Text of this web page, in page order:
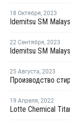
18 Октября, 2023
Idemitsu SM
22 Сентября, 2023
Idemitsu SM
25 Августа, 2023
19 Апреля, 2022